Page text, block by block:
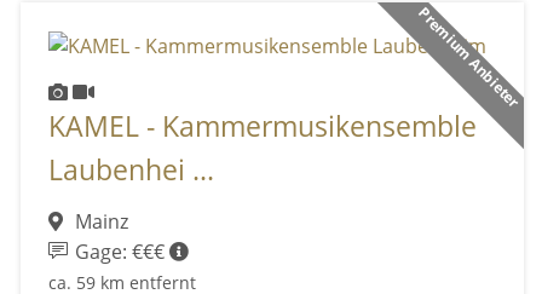
Premium Anbieter
KAMEL - Kammermusikensemble
Laubenhei ...
Mainz
Gage: €€€
ca. 59 km entfernt